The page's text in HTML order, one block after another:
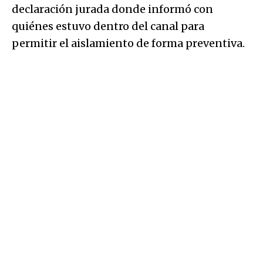
declaración jurada donde informó con
quiénes estuvo dentro del canal para
permitir el aislamiento de forma preventiva.